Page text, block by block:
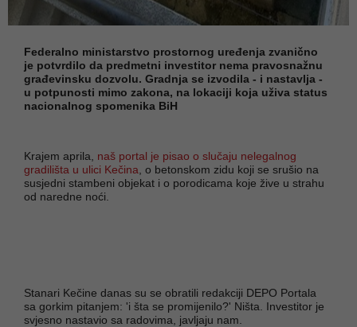
Federalno ministarstvo prostornog uređenja zvanično
je potvrdilo da predmetni investitor nema pravosnažnu
građevinsku dozvolu. Gradnja se izvodila - i nastavlja -
u potpunosti mimo zakona, na lokaciji koja uživa status
nacionalnog spomenika BiH
Krajem aprila, naš portal je pisao o slučaju nelegalnog
gradilišta u ulici Kečina , o betonskom zidu koji se srušio na
susjedni stambeni objekat i o porodicama koje žive u strahu
od naredne noći.
Stanari Kečine danas su se obratili redakciji DEPO Portala
sa gorkim pitanjem: 'i šta se promijenilo?' Ništa. Investitor je
svjesno nastavio sa radovima, javljaju nam.